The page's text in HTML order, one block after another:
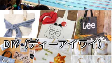
DIY（ディーアイワイ）